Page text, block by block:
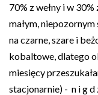
70% z wełny i w 30%
małym,
na czarne, szare i
kobaltowe, dlatego
miesięcy
stacjonarnie) - n i g